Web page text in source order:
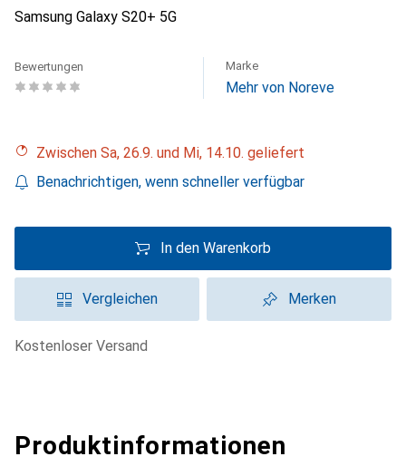
Samsung Galaxy S20+ 5G
Bewertungen Marke
Mehr von Noreve
Zwischen Sa, 26.9. und Mi, 14.10. geliefert
Benachrichtigen, wenn schneller verfügbar
In den Warenkorb
Vergleichen Merken
kostenloser Versand
Produktinformationen